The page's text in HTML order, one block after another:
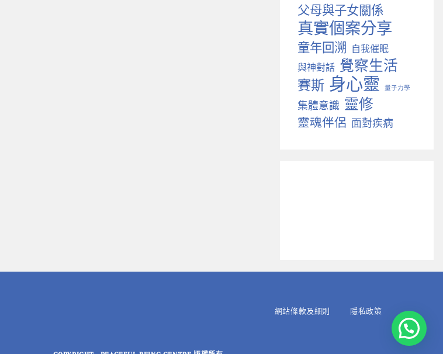
父母與子女關係
真實個案分享
童年回溯 自我催眠
與神對話 覺察生活
賽斯 身心靈 量子力學
集體意識 靈修
靈魂伴侶 面對疾病
網站條款及細則 隱私政策